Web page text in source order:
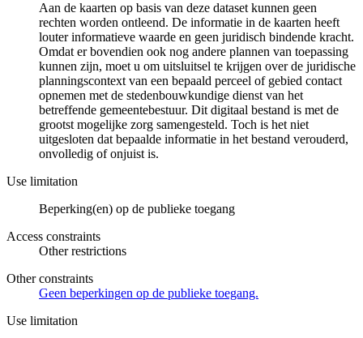
Aan de kaarten op basis van deze dataset kunnen geen
rechten worden ontleend. De informatie in de kaarten heeft
louter informatieve waarde en geen juridisch bindende kracht.
Omdat er bovendien ook nog andere plannen van toepassing
kunnen zijn, moet u om uitsluitsel te krijgen over de juridische
planningscontext van een bepaald perceel of gebied contact
opnemen met de stedenbouwkundige dienst van het
betreffende gemeentebestuur. Dit digitaal bestand is met de
grootst mogelijke zorg samengesteld. Toch is het niet
uitgesloten dat bepaalde informatie in het bestand verouderd,
onvolledig of onjuist is.
Use limitation
Beperking(en) op de publieke toegang
Access constraints
Other restrictions
Other constraints
Geen beperkingen op de publieke toegang.
Use limitation